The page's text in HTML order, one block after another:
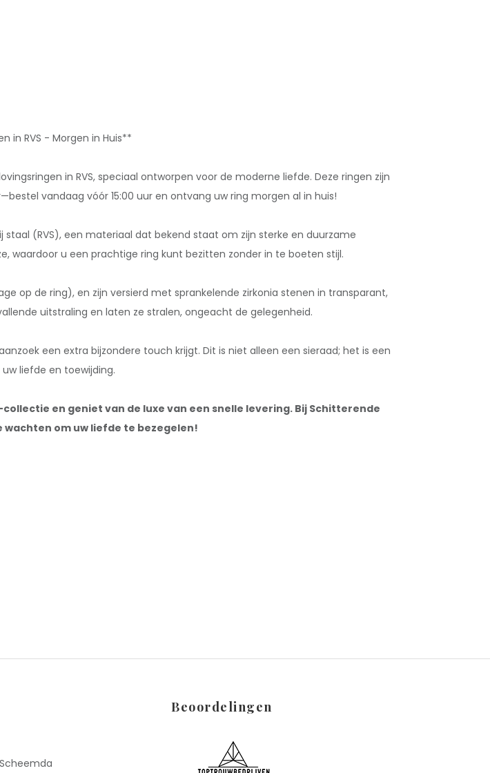
in RVS - Morgen in Huis**
in RVS, speciaal ontworpen voor de moderne liefde. Deze ringen zijn
vandaag vóór 15:00 uur en ontvang uw ring morgen al in huis!
(RVS), een materiaal dat bekend staat om zijn sterke en duurzame
waardoor u een prachtige ring kunt bezitten zonder in te boeten stijl.
op de ring), en zijn versierd met sprankelende zirkonia stenen in transparant,
uitstraling en laten ze stralen, ongeacht de gelegenheid.
een extra bijzondere touch krijgt. Dit is niet alleen een sieraad; het is een
liefde en toewijding.
en geniet van de luxe van een snelle levering. Bij Schitterende
wachten om uw liefde te bezegelen!
Beoordelingen